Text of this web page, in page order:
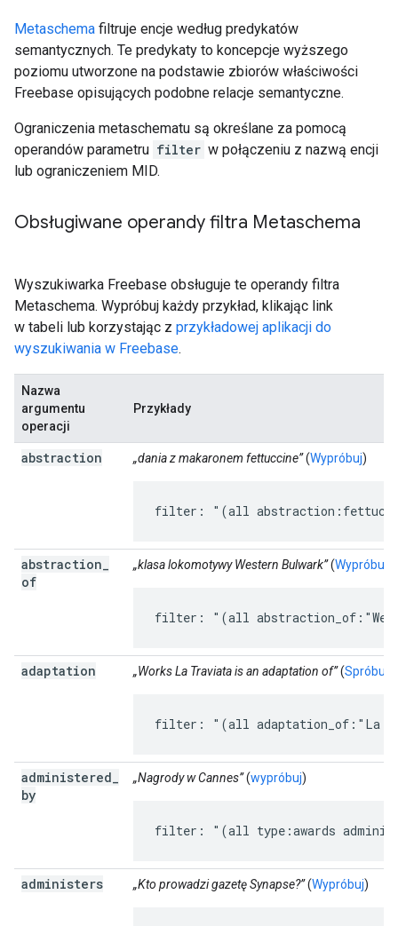
Metaschema filtruje encje według predykatów
semantycznych. Te predykaty to koncepcje wyższego
poziomu utworzone na podstawie zbiorów właściwości
Freebase opisujących podobne relacje semantyczne.
Ograniczenia metaschematu są określane za pomocą
operandów parametru filter w połączeniu z nazwą encji
lub ograniczeniem MID.
Obsługiwane operandy filtra Metaschema
Wyszukiwarka Freebase obsługuje te operandy filtra
Metaschema. Wypróbuj każdy przykład, klikając link
w tabeli lub korzystając z przykładowej aplikacji do
wyszukiwania w Freebase.
Nazwa
argumentu
operacji
Przykłady
abstraction „dania z makaronem fettuccine”(Wypróbuj)
filter: "(all
abstraction
of
„klasa lokomotywy Western Bulwark”(Wypróbuj
filter: "(all
adaptation „Works La Traviata is an adaptation of”(Spróbuj
filter: "(all adaptation_of:"La
administered
by
„Nagrody w Cannes”(wypróbuj)
filter: "(all type:awards
administers „Kto prowadzi gazetę Synapse?”(Wypróbuj)